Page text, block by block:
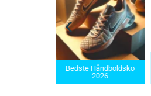
Bedste Håndboldsko
2026